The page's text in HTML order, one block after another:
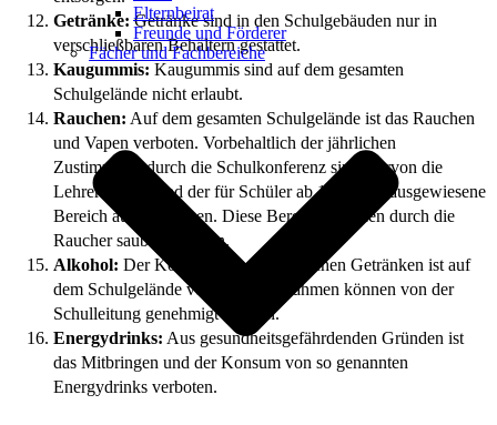
Elternbeirat
Freunde und Förderer
Fächer und Fachbereiche
Getränke: Getränke sind in den Schulgebäuden nur in
verschließbaren Behältern gestattet.
Kaugummis: Kaugummis sind auf dem gesamten
Schulgelände nicht erlaubt.
Rauchen: Auf dem gesamten Schulgelände ist das Rauchen
und Vapen verboten. Vorbehaltlich der jährlichen
Zustimmung durch die Schulkonferenz sind hiervon die
Lehrerterrasse und der für Schüler ab 18 Jahren ausgewiesene
Bereich ausgenommen. Diese Bereiche werden durch die
Raucher sauber gehalten.
Alkohol: Der Konsum von alkoholischen Getränken ist auf
dem Schulgelände verboten. Ausnahmen können von der
Schulleitung genehmigt werden.
Energydrinks: Aus gesundheitsgefährdenden Gründen ist
das Mitbringen und der Konsum von so genannten
Energydrinks verboten.